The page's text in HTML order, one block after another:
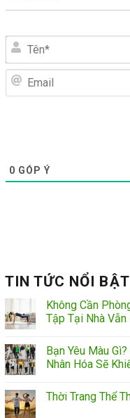
Tên*
0 GÓP Ý
TIN TỨC NỔI BẬT
Không Cần
Tập Tại Nhà Vẫn
Bạn Yêu Màu
Nhân Hóa Sẽ
Thời Trang Thể